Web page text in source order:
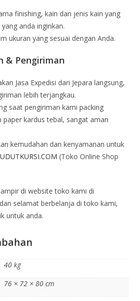
finishing, kain dan jenis kain yang
anda inginkan.
ukuran yang sesuai dengan Anda.
& Pengiriman
Jasa Expedisi dari Jepara langsung,
lebih terjangkau.
saat pengiriman kami packing
paper kardus tebal, sangat aman
kemudahan dan kenyamanan untuk
(Toko Online Shop
di website toko kami di
dan selamat berbelanja di toko kami,
untuk anda.
40 kg
76 × 72 × 80 cm